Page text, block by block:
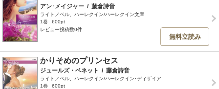
アン･メイジャー / 藤倉詩音
ライトノベル、ハーレクイン/ハーレクイン文庫
1巻
600pt
レビュー投稿数0件
無料立読み
かりそめのプリンセス
ジュールズ・ベネット / 藤倉詩音
ライトノベル、ハーレクイン/ハーレクイン･ディザイア
1巻
600pt